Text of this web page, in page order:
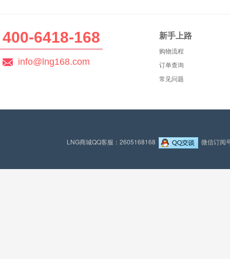
400-6418-168
info@lng168.com
新手上路
购物流程
订单查询
常见问题
LNG商城QQ客服：2605168168 微信订阅